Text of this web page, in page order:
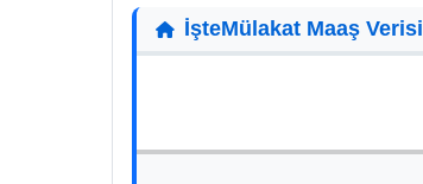
İşteMülakat Maaş Verisi